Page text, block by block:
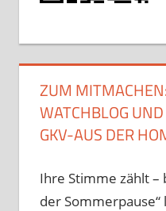
ZUM
WATCHBLOG
GKV-AUS DER
Ihre Stimme zählt –
der